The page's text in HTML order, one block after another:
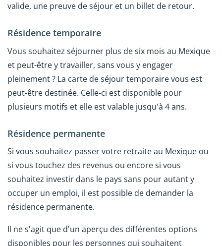
valide, une preuve de séjour et un billet de retour.
Résidence temporaire
Vous souhaitez séjourner plus de six mois au Mexique
et peut-être y travailler, sans vous y engager
pleinement ? La carte de séjour temporaire vous est
peut-être destinée. Celle-ci est disponible pour
plusieurs motifs et elle est valable jusqu'à 4 ans.
Résidence permanente
Si vous souhaitez passer votre retraite au Mexique ou
si vous touchez des revenus ou encore si vous
souhaitez investir dans le pays sans pour autant y
occuper un emploi, il est possible de demander la
résidence permanente.
Il ne s'agit que d'un aperçu des différentes options
disponibles pour les personnes qui souhaitent